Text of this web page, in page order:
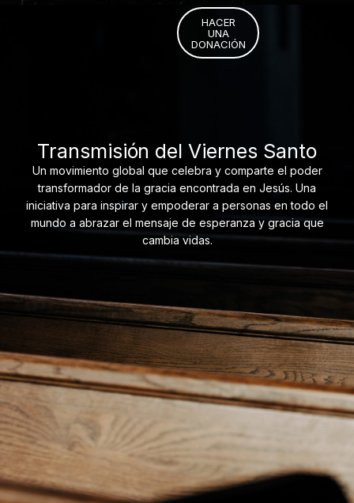
HACER
UNA
DONACIÓN
Transmisión del Viernes Santo
Un movimiento global que celebra y comparte el poder
transformador de la gracia encontrada en Jesús. Una
iniciativa para inspirar y empoderar a personas en todo el
mundo a abrazar el mensaje de esperanza y gracia que
cambia vidas.